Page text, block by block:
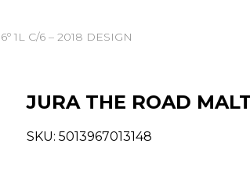
1L C/6 – 2018 DESIGN
JURA THE ROAD
SKU: 5013967013148